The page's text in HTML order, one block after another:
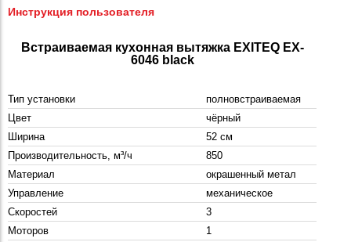
Инструкция пользователя
Встраиваемая кухонная вытяжка EXITEQ EX-
6046 black
Тип установки
полновстраиваемая
Цвет
чёрный
Ширина
52 см
Производительность, м³/ч
850
Материал
окрашенный метал
Управление
механическое
Скоростей
3
Моторов
1